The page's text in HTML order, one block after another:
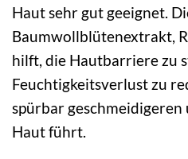
Haut sehr gut geeignet.
Baumwollblütenextrakt,
hilft, die Hautbarriere zu
Feuchtigkeitsverlust zu
spürbar
Haut führt.